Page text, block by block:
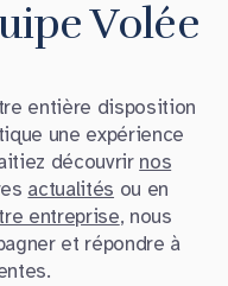
Volée
entière disposition
une expérience
découvrir nos
actualités ou en
entreprise, nous
et répondre à